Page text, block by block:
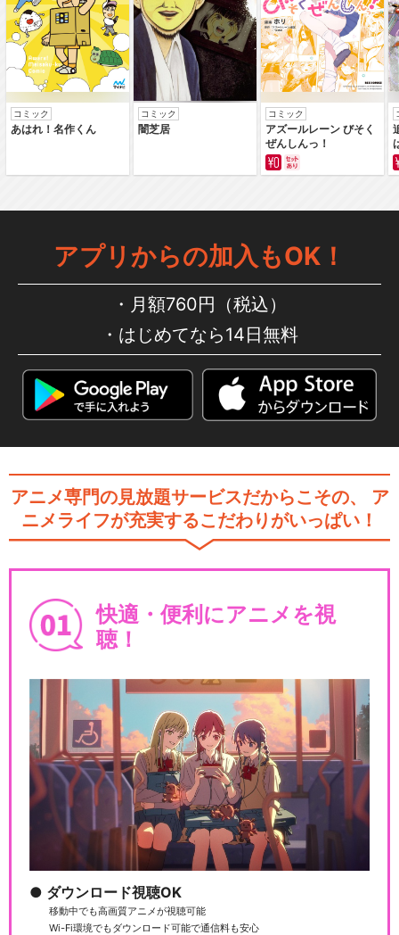
あんさんぶるスターズ! DREA
M LIVE …
あんさんぶるスターズ！DRE
AM LIVE -…
あんさんぶるスターズ！DRE
AM LIVE -…
EAM LIVE …
あんさんぶるスターズ！！DR
EAM LIVE …
ン・ステージ』～Ta…
『あんさんぶるスターズ！エ
クストラ・ステージ』…
『あんさんぶるスターズ！オ
ン・ステージ』～To…
『あんステフェスティバル』
コミック
あはれ！名作くん
コミック
闇芝居
コミック
アズールレーン びそく
ぜんしんっ！
アプリからの加入もOK！
月額760円（税込）
はじめてなら14日無料
アニメ専門の見放題サービスだからこその、
ア
ニメライフが充実するこだわりがいっぱい！
快適・便利にアニメを視
聴！
ダウンロード視聴OK
移動中でも高画質アニメが視聴可能
Wi-Fi環境でもダウンロード可能で通信料も安心